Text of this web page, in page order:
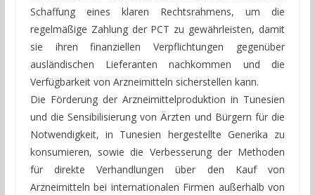
Schaffung eines klaren Rechtsrahmens, um die
regelmäßige Zahlung der PCT zu gewährleisten, damit
sie ihren finanziellen Verpflichtungen gegenüber
ausländischen Lieferanten nachkommen und die
Verfügbarkeit von Arzneimitteln sicherstellen kann.
Die Förderung der Arzneimittelproduktion in Tunesien
und die Sensibilisierung von Ärzten und Bürgern für die
Notwendigkeit, in Tunesien hergestellte Generika zu
konsumieren, sowie die Verbesserung der Methoden
für direkte Verhandlungen über den Kauf von
Arzneimitteln bei internationalen Firmen außerhalb von